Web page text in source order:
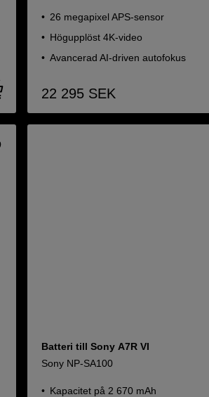
26 megapixel APS-sensor
Högupplöst 4K-video
Avancerad AI-driven autofokus
22 295 SEK
Batteri till Sony A7R VI
Sony NP-SA100
Kapacitet på 2 670 mAh